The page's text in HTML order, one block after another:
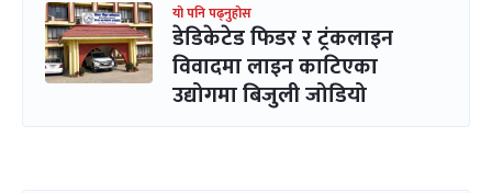
यो पनि पढ्नुहोस
डेडिकेटेड फिडर र ट्रंकलाइन
विवादमा लाइन काटिएका
उद्योगमा बिजुली जोडियो